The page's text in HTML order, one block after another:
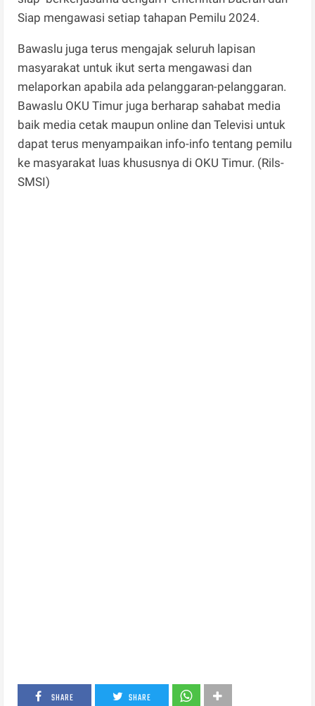
Siap mengawasi setiap tahapan Pemilu 2024.
Bawaslu juga terus mengajak seluruh lapisan
masyarakat untuk ikut serta mengawasi dan
melaporkan apabila ada pelanggaran-pelanggaran.
Bawaslu OKU Timur juga berharap sahabat media
baik media cetak maupun online dan Televisi untuk
dapat terus menyampaikan info-info tentang pemilu
ke masyarakat luas khususnya di OKU Timur. (Rils-
SMSI)
SHARE SHARE